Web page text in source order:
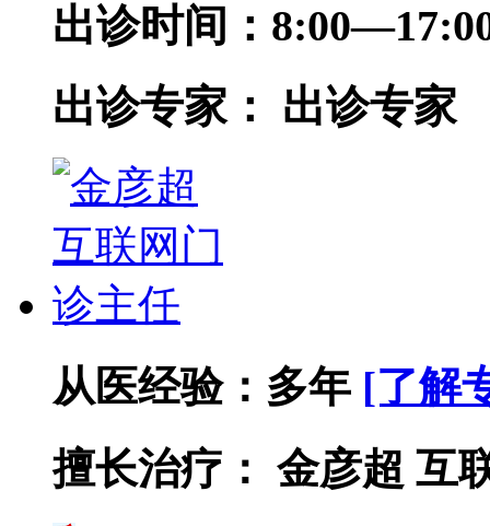
出诊时间：
出诊专家：
出诊专家
从医经验： 多年 [了解
擅长治疗： 金彦超 互